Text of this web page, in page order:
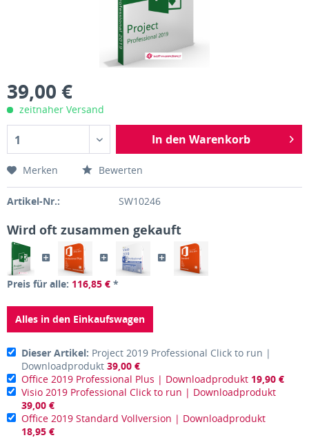
39,00 €
zeitnaher Versand
1 In den Warenkorb
Merken Bewerten
Artikel-Nr.: SW10246
Wird oft zusammen gekauft
Preis für alle: 116,85 € *
Alles in den Einkaufswagen
Dieser Artikel: Project 2019 Professional Click to run |
Downloadprodukt 39,00 €
Office 2019 Professional Plus | Downloadprodukt 19,90 €
Visio 2019 Professional Click to run | Downloadprodukt
39,00 €
Office 2019 Standard Vollversion | Downloadprodukt
18,95 €